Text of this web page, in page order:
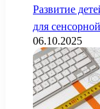
Развитие
для
06.10.2025